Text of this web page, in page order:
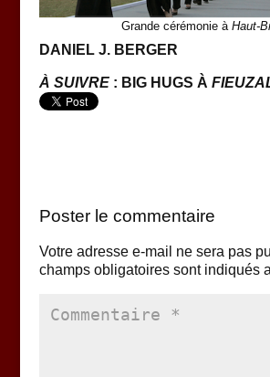
Grande cérémonie à Haut-
DANIEL J. BERGER
À SUIVRE: BIG HUGS À
Poster le commentaire
Votre adresse e-mail ne sera pas
champs obligatoires sont indiqués